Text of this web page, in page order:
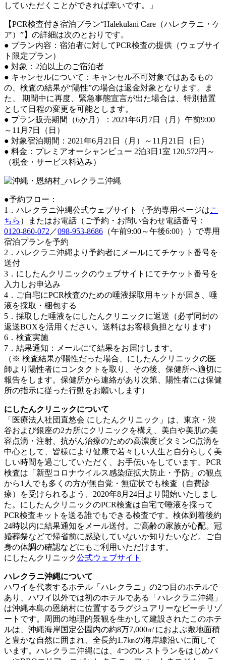
していただくことができれば幸いです。」
【PCR検査付き宿泊プラン“Halekulani Care（ハレクラニ・ケ
ア）”】の詳細は次のとおりです。
● プラン内容：宿泊者に対してPCR検査の提供（ウェブサイ
ト限定プラン）
● 対象：2泊以上のご宿泊者
● キャンセルについて：キャンセル不可対象ではあるもの
の、検査の結果が“陽性”の場合は返金対象となります。ま
た、 期間中に再度、緊急事態宣言が出た場合は、特別措置
として日程の変更を可能とします。
● プラン販売期間（6か月）：2021年6月7日（月）午前9:00
～11月7日（日）
● 対象宿泊期間：2021年6月21日（月）～11月21日（日）
● 料金：プレミアオーシャンビュー 2泊3日1室 120,572円～
（税金・サービス料込み）
●予約フロー：
1．ハレクラニ沖縄公式ウェブサイト（予約専用ページはこ
ちら ）またはお電話（ご予約・お問い合わせ電話番号：
0120-860-072 ／098-953-8686 （午前9:00～午後6:00））で専用
宿泊プランを予約
2．ハレクラニ沖縄より予約者にメールにてチケット番号を
送付
3．にしたんクリニックのウェブサイトにてチケット番号を
入力しお申込み
4．ご自宅にPCR検査のための唾液採取用キットが届き、唾
液を採取・梱包する
5．採取した唾液をにしたんクリニックに返送（必ず同封の
返送BOXを活用ください。送料はお客様負担となります）
6．検査実施
7．結果通知：メールにて結果をお届けします。
（※ 検査結果が陽性だった場合、にしたんクリニックの医
師より陽性者にコンタクトを取り、その後、保健所へ適切に
報告をします。保健所から連絡があり次第、陽性者には保健
所の指示に従った行動をお願いします）
にしたんクリニックについて
「医療法人社団直悠会 にしたんクリニック」は、東京・渋
谷および銀座の2カ所にクリニックを構え、美白や美肌の美
容点滴・注射、抗がん治療のための高濃度ビタミンC点滴を
中心として、皆様により健康で若々しい人生と自分らしく美
しい時間を過ごしていただく、お手伝いをしています。PCR
検査は「新型コロナウイルス感染症拡大防止・予防」の観点
から1人でも多くの方が無自覚・無症状でも検査（自費診
療）を受けられるよう、2020年8月24日より開始いたしまし
た。にしたんクリニックのPCR検査は自宅で唾液を採って
PCR検査キットを送る誰でもできる検査です。検体到着後約
24時以内に結果通知をメール送付。ご高齢の家族が心配。冠
婚葬祭などで帰省前に感染していないか知りたいなど。ご自
身の体調の確認などにもご利用いただけます。
にしたんクリニック公式ウェブサイト
ハレクラニ沖縄について
ハワイを代表するホテル「ハレクラニ」の2つ目のホテルで
あり、ハワイ以外では初のホテルである「ハレクラニ沖縄」
は沖縄本島の恩納村に位置するラグジュアリーなビーチリゾ
ートです。周囲の地理的景観を生かして建設されたこのホテ
ルは、沖縄海岸国定公園内の約8万7,000㎡におよぶ敷地面積
と豊かな自然に囲まれ、全長約1.7㎞の海岸線沿いに面して
います。ハレクラニ沖縄には、4つのレストランをはじめバ